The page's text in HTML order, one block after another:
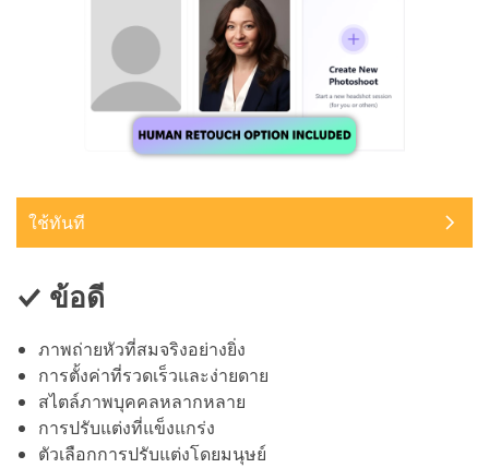
ใช้ทันที
ข้อดี
ภาพถ่ายหัวที่สมจริงอย่างยิ่ง
การตั้งค่าที่รวดเร็วและง่ายดาย
สไตล์ภาพบุคคลหลากหลาย
การปรับแต่งที่แข็งแกร่ง
ตัวเลือกการปรับแต่งโดยมนุษย์